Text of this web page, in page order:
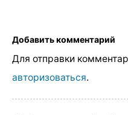
Добавить комментарий
Для отправки
авторизоваться.